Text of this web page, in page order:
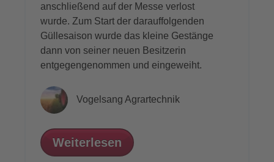
anschließend auf der Messe verlost
wurde. Zum Start der darauffolgenden
Güllesaison wurde das kleine Gestänge
dann von seiner neuen Besitzerin
entgegengenommen und eingeweiht.
Vogelsang Agrartechnik
Weiterlesen